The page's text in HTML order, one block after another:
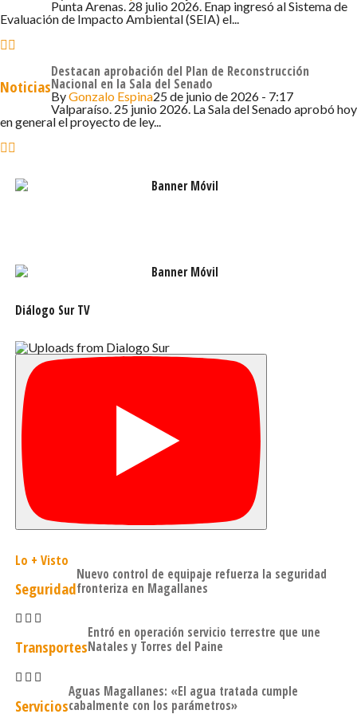
dónde tenemos la posibilidad de sentarnos a la mesa con
porque creemos que la futura reforma debe permitir a
jubiladas y jubilados sostener una vida digna después de
una vida laboral”.
Al Diálogo Social de la Región de Magallanes asistieron
Trabajadores (CUT) provincial Magallanes, Pamela Gotta,
Confederación de la Producción y del Comercio (CPC).
Las organizaciones que no son parte de la estructura
tripartita (CUT, CPC y Gobierno), pudieron hacer llegar
sus propuestas a la seremi del Trabajo y Previsión Social
mediante un espacio denominado Consultas Técnicas, a
la que asistió el sindicato de estibadores de la región de
Magallanes y la Coordinadora NO+AFP.
El siguiente Diálogo Social tendrá lugar este jueves 19 de
mayo en la Región de Tarapacá. El cronograma completo
se puede revisar en www.pensionesparachile.cl.
Punta Arenas. 28 julio 2026. Enap ingresó al Sistema de
Evaluación de Impacto Ambiental (SEIA) el...
Noticias
Destacan aprobación del Plan de Reconstrucción
Nacional en la Sala del Senado
ByGonzalo Espina25 de junio de 2026 - 7:17
Valparaíso. 25 junio 2026. La Sala del Senado aprobó hoy
en general el proyecto de ley...
Diálogo Sur TV
Lo + Visto
Seguridad
Nuevo control de equipaje refuerza la seguridad
fronteriza en Magallanes
Transportes
Entró en operación servicio terrestre que une
Natales y Torres del Paine
Servicios
Aguas Magallanes: «El agua tratada cumple
cabalmente con los parámetros»